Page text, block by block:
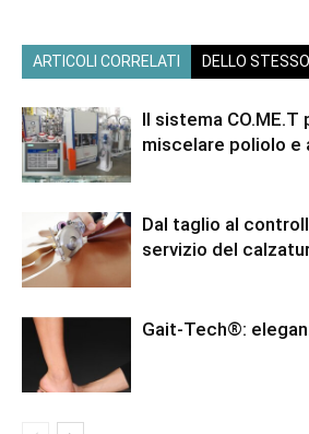
ARTICOLI CORRELATI DELLO
Il sistema CO.ME.T
miscelare poliolo e
Dal taglio al
servizio del
Gait-Tech®: